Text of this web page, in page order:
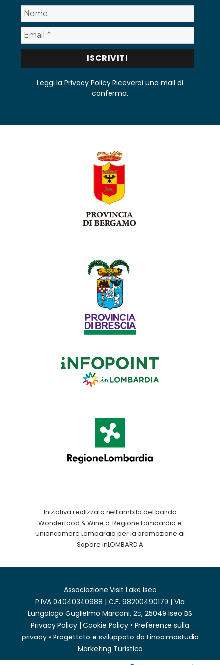
Leggi la Privacy Policy Riceverai una mail di
conferma.
Iniziativa realizzata nell’ambito del bando
Wonderfood & Wine di Regione Lombardia e
Unioncamere Lombardia per la promozione di
Sapore inLOMBARDIA
Associazione Visit Lake Iseo
P.IVA 04040340988 | C.F. 98200490179 | Via
Lungolago Guglielmo Marconi, 2c, 25049 Iseo BS
Privacy Policy | Cookie Policy • Preferenze sulla
privacy• Progettato e sviluppato da Linoolmostudio
Marketing Turistico